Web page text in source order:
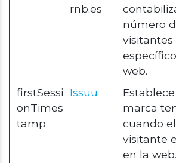
rnb.es
número
visitantes
web.
firstSessi
onTimes
tamp
Issuu
marca
cuando el
visitante
en la